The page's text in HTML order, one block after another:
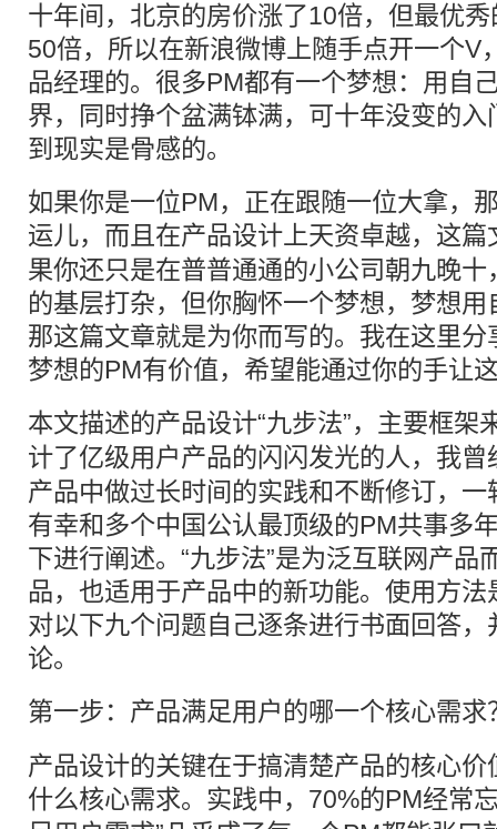
十年间，北京的房价涨了10倍，但最优
50倍，所以在新浪微博上随手点开一个V
品经理的。很多PM都有一个梦想：用自
界，同时挣个盆满钵满，可十年没变的
到现实是骨感的。
如果你是一位PM，正在跟随一位大拿，
运儿，而且在产品设计上天资卓越，这
果你还只是在普普通通的小公司朝九晚
的基层打杂，但你胸怀一个梦想，梦想
那这篇文章就是为你而写的。我在这里
梦想的PM有价值，希望能通过你的手让
本文描述的产品设计“九步法”，主要框架
计了亿级用户产品的闪闪发光的人，我
产品中做过长时间的实践和不断修订，
有幸和多个中国公认最顶级的PM共事多
下进行阐述。“九步法”是为泛互联网产品
品，也适用于产品中的新功能。使用方
对以下九个问题自己逐条进行书面回答
论。
第一步：产品满足用户的哪一个核心需求
产品设计的关键在于搞清楚产品的核心
什么核心需求。实践中，70%的PM经常